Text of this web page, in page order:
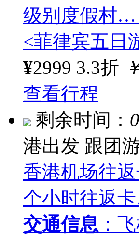
级别度假村…
<菲律宾五日
¥2999 3.3折
查看行程
剩余时间： 0
港出发 跟团
香港机场往
个小时往返
交通信息 ：